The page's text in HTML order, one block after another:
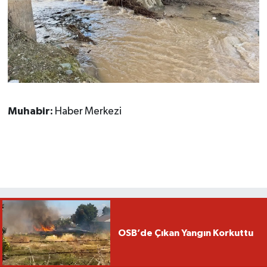
Muhabir: Haber Merkezi
OSB’de Çıkan Yangın Korkuttu